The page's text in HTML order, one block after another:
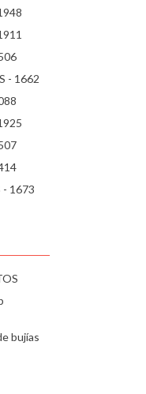
- 1662
- 1673
bujías